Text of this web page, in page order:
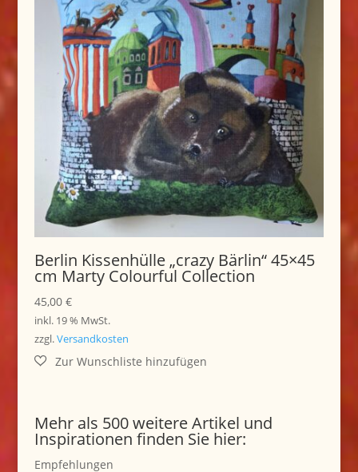
Berlin Kissenhülle „crazy Bärlin“ 45×45
cm Marty Colourful Collection
45,00 €
inkl. 19 % MwSt.
zzgl.Versandkosten
Mehr als 500 weitere Artikel und
Inspirationen finden Sie hier:
Empfehlungen